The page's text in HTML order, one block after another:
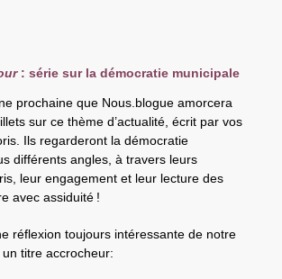
: série sur la démocratie municipale
prochaine que Nous.blogue amorcera
sur ce thème d’actualité, écrit par vos
Ils regarderont la démocratie
différents angles, à travers leurs
leur engagement et leur lecture des
avec assiduité !
réflexion toujours intéressante de notre
titre accrocheur: